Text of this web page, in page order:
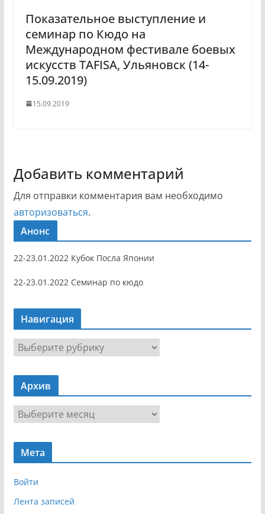
Показательное выступление и
семинар по Кюдо на
Международном фестивале боевых
искусств TAFISA, Ульяновск (14-
15.09.2019)
15.09.2019
Добавить комментарий
Для отправки комментария вам необходимо
авторизоваться.
Анонс
22-23.01.2022 Кубок Посла Японии
22-23.01.2022 Семинар по кюдо
Навигация
Н
а
в
г
я
Архив
р
х
Мета
Войти
Лента записей